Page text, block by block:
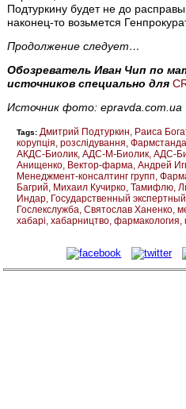
Подтуркину будет не до
наконец-то возьмется
Продолжение следует…
Обозреватель Иван Чип по
источников специально для
Источник фото: epravda.com.ua
Tags: Дмитрий Подтуркин Раиса
корупція розслідування
АКДС-Биолик АДС-М-Биолик АДС-
Анищенко Вектор-фарма Андрей
Менеджмент-консалтинг групп
Багрий Михаил Кучирко Тамифлю
Индар Государственный
Гослекслужба Святослав Ханенко
хабарі хабарництво фармакология